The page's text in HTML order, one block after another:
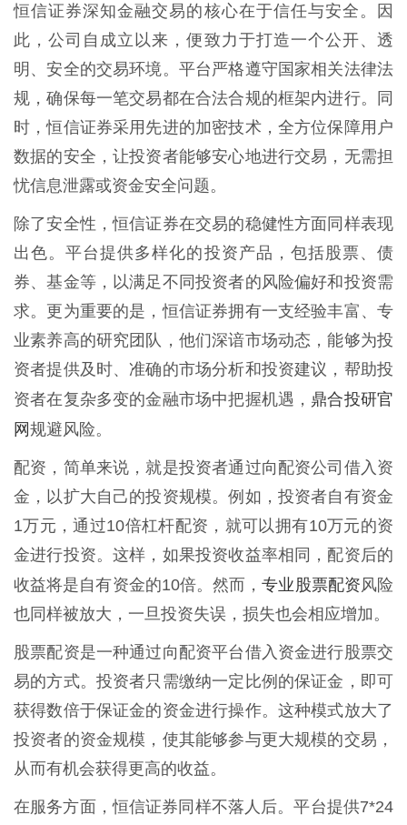
恒信证券深知金融交易的核心在于信任与安全。因
此，公司自成立以来，便致力于打造一个公开、透
明、安全的交易环境。平台严格遵守国家相关法律法
规，确保每一笔交易都在合法合规的框架内进行。同
时，恒信证券采用先进的加密技术，全方位保障用户
数据的安全，让投资者能够安心地进行交易，无需担
忧信息泄露或资金安全问题。
除了安全性，恒信证券在交易的稳健性方面同样表现
出色。平台提供多样化的投资产品，包括股票、债
券、基金等，以满足不同投资者的风险偏好和投资需
求。更为重要的是，恒信证券拥有一支经验丰富、专
业素养高的研究团队，他们深谙市场动态，能够为投
资者提供及时、准确的市场分析和投资建议，帮助投
资者在复杂多变的金融市场中把握机遇， 鼎合投研官
网规避风险。
配资，简单来说，就是投资者通过向配资公司借入资
金，以扩大自己的投资规模。例如，投资者自有资金
1万元，通过10倍杠杆配资，就可以拥有10万元的资
金进行投资。这样，如果投资收益率相同，配资后的
收益将是自有资金的10倍。然而，专业股票配资风险
也同样被放大，一旦投资失误，损失也会相应增加。
股票配资是一种通过向配资平台借入资金进行股票交
易的方式。投资者只需缴纳一定比例的保证金，即可
获得数倍于保证金的资金进行操作。这种模式放大了
投资者的资金规模，使其能够参与更大规模的交易，
从而有机会获得更高的收益。
在服务方面，恒信证券同样不落人后。平台提供7*24